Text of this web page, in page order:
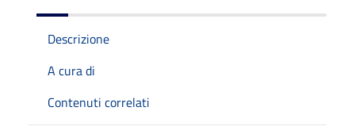
Descrizione
A cura di
Contenuti correlati